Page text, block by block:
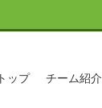
トップ チーム紹介